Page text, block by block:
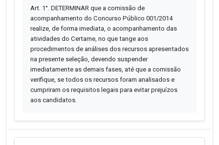
Art. 1°. DETERMINAR que a comissão de
acompanhamento do Concurso Público 001/2014
realize, de forma imediata, o acompanhamento das
atividades do Certame, no que tange aos
procedimentos de análises dos recursos apresentados
na presente seleção, devendo suspender
imediatamente as demais fases, até que a comissão
verifique, se todos os recursos foram analisados e
cumpriram os requisitos legais para evitar prejuízos
aos candidatos.